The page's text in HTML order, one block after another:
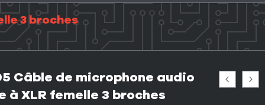
3 broches
Câble de microphone audio
à XLR femelle 3 broches